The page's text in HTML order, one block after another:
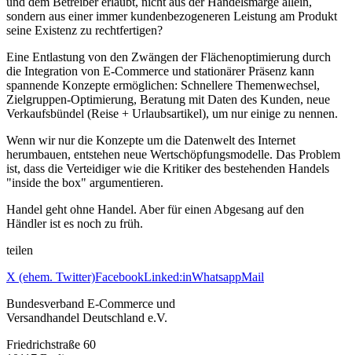
sondern aus einer immer kundenbezogeneren Leistung am Produkt
seine Existenz zu rechtfertigen?
Eine Entlastung von den Zwängen der Flächenoptimierung durch
die Integration von E-Commerce und stationärer Präsenz kann
spannende Konzepte ermöglichen: Schnellere Themenwechsel,
Zielgruppen-Optimierung, Beratung mit Daten des Kunden, neue
Verkaufsbündel (Reise + Urlaubsartikel), um nur einige zu nennen.
Wenn wir nur die Konzepte um die Datenwelt des Internet
herumbauen, entstehen neue Wertschöpfungsmodelle. Das Problem
ist, dass die Verteidiger wie die Kritiker des bestehenden Handels
"inside the box" argumentieren.
Handel geht ohne Handel. Aber für einen Abgesang auf den
Händler ist es noch zu früh.
teilen
X (ehem. Twitter)FacebookLinked:inWhatsappMail
Bundesverband E-Commerce und
Versandhandel Deutschland e.V.
Friedrichstraße 60